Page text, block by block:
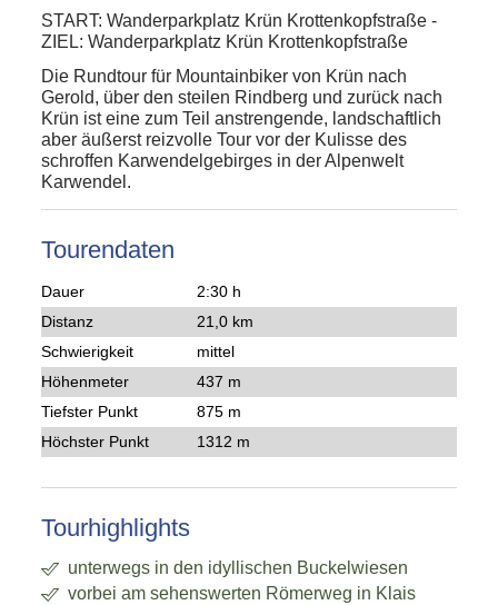
START: Wanderparkplatz Krün Krottenkopfstraße-
ZIEL: Wanderparkplatz Krün Krottenkopfstraße
Die Rundtour für Mountainbiker von Krün nach
Gerold, über den steilen Rindberg und zurück nach
Krün ist eine zum Teil anstrengende, landschaftlich
aber äußerst reizvolle Tour vor der Kulisse des
schroffen Karwendelgebirges in der Alpenwelt
Karwendel.
Tourendaten
Dauer
2:30 h
Distanz
21,0 km
Schwierigkeit
mittel
Höhenmeter
437 m
Tiefster Punkt
875 m
Höchster Punkt
1312 m
Tourhighlights
unterwegs in den idyllischen Buckelwiesen
vorbei am sehenswerten Römerweg in Klais